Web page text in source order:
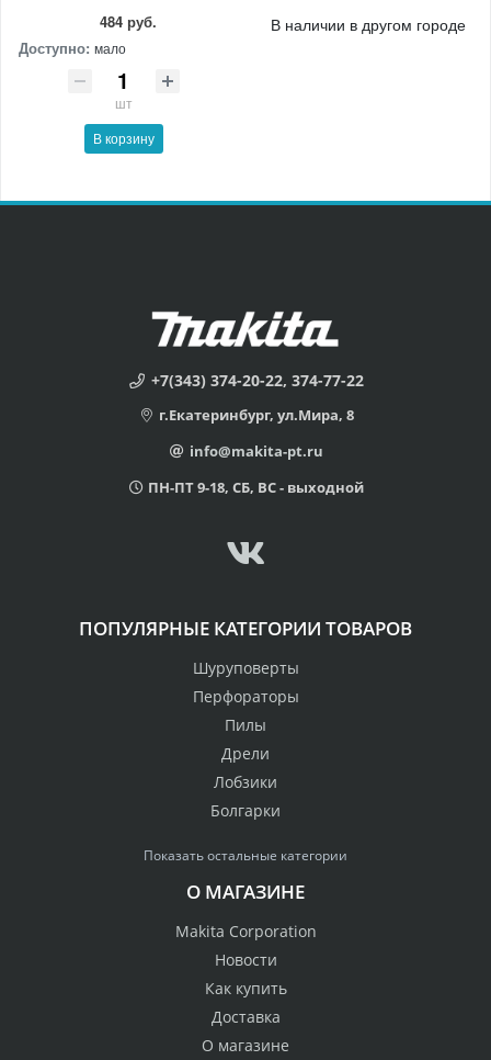
484 руб.
Доступно: мало
шт
В корзину
В наличии в другом городе
+7(343) 374-20-22, 374-77-22
г.Екатеринбург, ул.Мира, 8
info@makita-pt.ru
ПН-ПТ 9-18, СБ, ВС - выходной
ПОПУЛЯРНЫЕ КАТЕГОРИИ ТОВАРОВ
Шуруповерты
Перфораторы
Пилы
Дрели
Лобзики
Болгарки
Показать остальные категории
О МАГАЗИНЕ
Makita Corporation
Новости
Как купить
Доставка
О магазине